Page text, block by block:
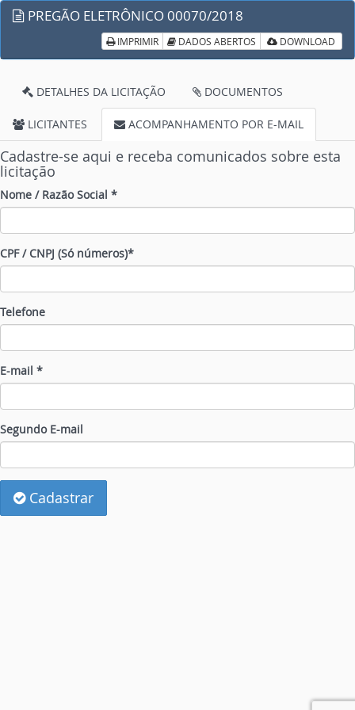
PREGÃO ELETRÔNICO 00070/2018
IMPRIMIR DADOS ABERTOS DOWNLOAD
DETALHES DA LICITAÇÃO DOCUMENTOS
LICITANTES ACOMPANHAMENTO POR E-MAIL
Cadastre-se aqui e receba comunicados sobre esta
licitação
Nome / Razão Social *
CPF / CNPJ (Só números)*
Telefone
E-mail *
Segundo E-mail
Cadastrar